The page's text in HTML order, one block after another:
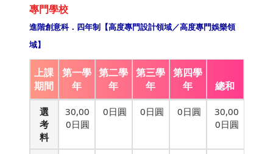
專門學校
進階創意科．四年制【高度專門設計領域／高度專門娛樂領
域】
上課
期間
第一學
年
第二學
年
第三學
年
第四學
年
總和
選
考
料
30,00
0日圓
0日圓 0日圓 0日圓
30,00
0日圓